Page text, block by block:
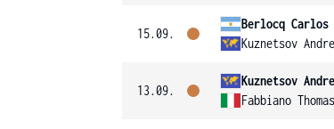
15.09.
Berlocq Carlos
Kuznetsov
13.09.
Kuznetsov
Fabbiano Thomas